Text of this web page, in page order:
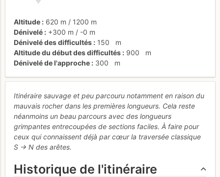
Altitude 620 m / 1200 m
Dénivelé
+300 m / -0 m
Dénivelé des difficultés
150
m
Altitude du début des difficultés
900
m
Dénivelé de l'approche
300 m
Itinéraire sauvage et peu parcouru notamment en raison du
mauvais rocher dans les premières longueurs. Cela reste
néanmoins un beau parcours avec des longueurs
grimpantes entrecoupées de sections faciles. À faire pour
ceux qui connaissent déjà par cœur la traversée classique
S -> N des arêtes.
Historique de l'itinéraire